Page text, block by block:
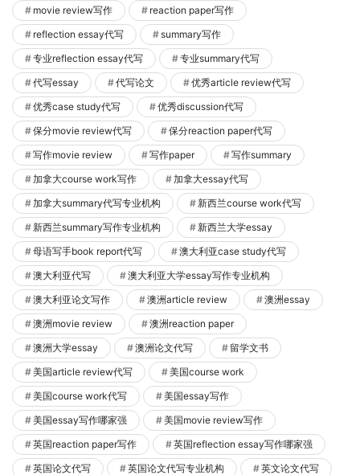
movie review写作
reaction paper写作
reflection essay代写
summary写作
专业reflection essay代写
专业summary代写
代写essay
代写论文
优秀article review代写
优秀case study代写
优秀discussion代写
保分movie review代写
保分reaction paper代写
写作movie review
写作paper
写作summary
加拿大course work写作
加拿大essay代写
加拿大summary代写专业机构
新西兰course work代写
新西兰summary写作专业机构
新西兰大学essay
母语写手book report代写
澳大利亚case study代写
澳大利亚代写
澳大利亚大学essay写作专业机构
澳大利亚论文写作
澳洲article review
澳洲essay
澳洲movie review
澳洲reaction paper
澳洲大学essay
澳洲论文代写
留学文书
美国article review代写
美国course work
美国course work代写
美国essay写作
美国essay写作哪家强
美国movie review写作
英国reaction paper写作
英国reflection essay写作哪家强
英国论文代写
英国论文代写专业机构
英文论文代写